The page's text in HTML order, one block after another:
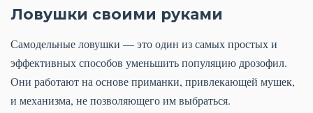
Ловушки своими руками
Самодельные ловушки — это один из самых простых и
эффективных способов уменьшить популяцию дрозофил.
Они работают на основе приманки, привлекающей мушек,
и механизма, не позволяющего им выбраться.